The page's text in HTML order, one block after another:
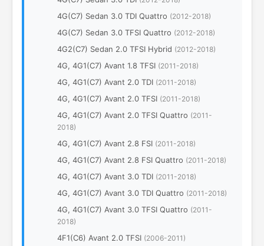
4G(C7) Sedan 3.0 TDI Quattro (2012-2018)
4G(C7) Sedan 3.0 TFSI Quattro (2012-2018)
4G2(C7) Sedan 2.0 TFSI Hybrid (2012-2018)
4G, 4G1(C7) Avant 1.8 TFSI (2011-2018)
4G, 4G1(C7) Avant 2.0 TDI (2011-2018)
4G, 4G1(C7) Avant 2.0 TFSI (2011-2018)
4G, 4G1(C7) Avant 2.0 TFSI Quattro (2011-
2018)
4G, 4G1(C7) Avant 2.8 FSI (2011-2018)
4G, 4G1(C7) Avant 2.8 FSI Quattro (2011-2018)
4G, 4G1(C7) Avant 3.0 TDI (2011-2018)
4G, 4G1(C7) Avant 3.0 TDI Quattro (2011-2018)
4G, 4G1(C7) Avant 3.0 TFSI Quattro (2011-
2018)
4F1(C6) Avant 2.0 TFSI (2006-2011)